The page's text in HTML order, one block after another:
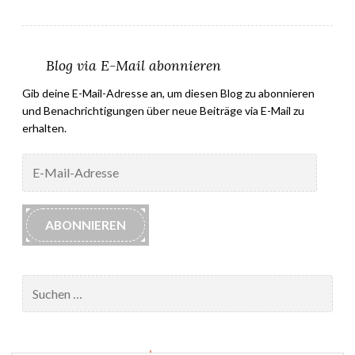
Blog via E-Mail abonnieren
Gib deine E-Mail-Adresse an, um diesen Blog zu abonnieren
und Benachrichtigungen über neue Beiträge via E-Mail zu
erhalten.
Mail-
Adresse
ABONNIEREN
nach: